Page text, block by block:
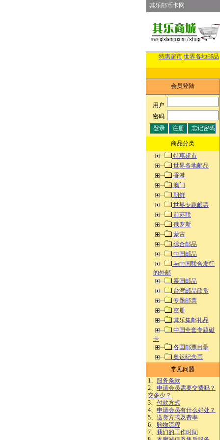
其乐邮币卡网
特惠超市 世界各地邮品
会员登陆
用户:
密码:
商品分类
特惠超市
世界各地邮品
香港
澳门
朝鲜
世界专题邮票
前苏联
俄罗斯
蒙古
综合邮品
中国邮品
与中国联合发行
的外邮
泰国邮品
台湾邮品欣赏
专题邮票
空册
其乐集邮礼品
中国全套专题磁
卡
各国邮票目录
奥运纪念币
常见问题
1、 服务条款
2、 申请会员需要交费吗？
交多少？
3、 付款方式
4、 申请会员有什么好处？
5、 送货方式及费率
6、 购物流程
7、 我们的工作时间